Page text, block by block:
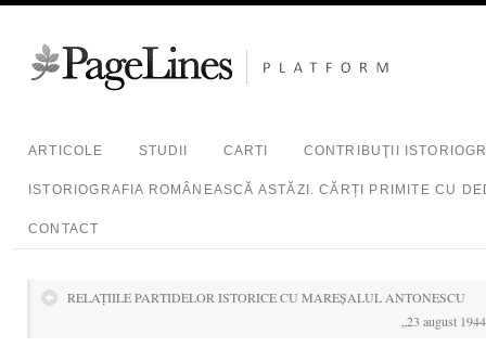
ARTICOLE STUDII CARTI CONTRIBUŢII
ISTORIOGRAFIA ROMÂNEASCĂ ASTĂZI. CĂRȚI PRIMITE CU
CONTACT
RELAȚIILE PARTIDELOR ISTORICE CU MAREȘALUL ANTONESCU
„23 august